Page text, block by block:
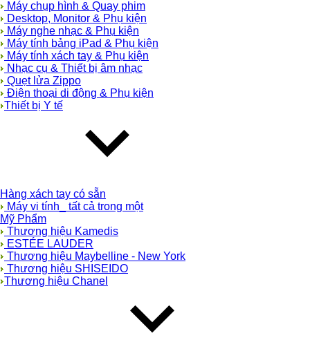
Máy chụp hình & Quay phim
Desktop, Monitor & Phụ kiện
Máy nghe nhạc & Phụ kiện
Máy tính bảng iPad & Phụ kiện
Máy tính xách tay & Phụ kiện
Nhạc cụ & Thiết bị âm nhạc
Quẹt lửa Zippo
Điện thoại di động & Phụ kiện
Thiết bị Y tế
Hàng xách tay có sẵn
Máy vi tính_ tất cả trong một
Mỹ Phẩm
Thương hiệu Kamedis
ESTÉE LAUDER
Thương hiệu Maybelline - New York
Thương hiệu SHISEIDO
Thương hiệu Chanel